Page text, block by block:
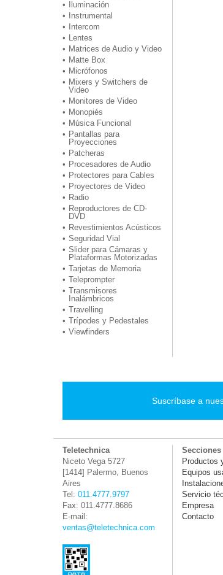
Iluminación
Instrumental
Intercom
Lentes
Matrices de Audio y Video
Matte Box
Micrófonos
Mixers y Switchers de
Video
Monitores de Video
Monopiés
Música Funcional
Pantallas para
Proyecciones
Patcheras
Procesadores de Audio
Protectores para Cables
Proyectores de Video
Radio
Reproductores de CD-
DVD
Revestimientos Acústicos
Seguridad Vial
Slider para Cámaras y
Plataformas Motorizadas
Tarjetas de Memoria
Teleprompter
Transmisores
Inalámbricos
Travelling
Trípodes y Pedestales
Viewfinders
Suscríbase a
Teletechnica
Niceto Vega 5727
[1414] Palermo, Buenos
Aires
Tel: 011.4777.9797
Fax: 011.4777.8686
E-mail:
ventas@teletechnica.com
Secciones
Productos
Equipos
Servicio
Empresa
Contacto